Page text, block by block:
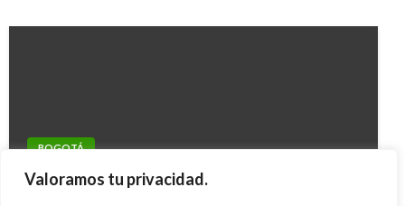
Valoramos tu privacidad.
BOGOTÁ
Julio Gómez reiniciará negociación con la